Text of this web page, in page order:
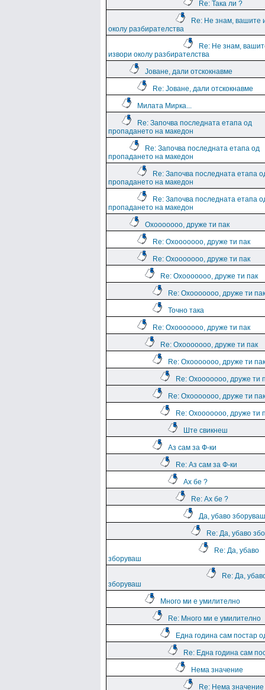
Re: Така ли ?
Re: Не знам, вашите
околу разбирателства
Re: Не знам,
извори околу разбирателства
Јоване, дали отскокнавме
Re: Јоване, дали отскокнавме
Милата Мирка...
Re: Започва последната етапа од
пропадането на македон
Re: Започва последната етапа од
пропадането на македон
Re: Започва последната етапа
пропадането на македон
Re: Започва последната етапа
пропадането на македон
Охооооооо, друже ти пак
Re: Охооооооо, друже ти пак
Re: Охооооооо, друже ти пак
Re: Охооооооо, друже ти пак
Re: Охооооооо, друже ти пак
Точно така
Re: Охооооооо, друже ти пак
Re: Охооооооо, друже ти пак
Re: Охооооооо, друже ти пак
Re: Охооооооо, друже ти
Re: Охооооооо, друже ти пак
Re: Охооооооо, друже ти
Ште свикнеш
Аз сам за Ф-ки
Re: Аз сам за Ф-ки
Ах бе ?
Re: Ах бе ?
Да, убаво зборуваш
Re: Да, убаво
Re: Да, убаво
зборуваш
Re: Да,
зборуваш
Много ми е умилително
Re: Много ми е умилително
Една година сам постар
Re: Една година сам
Нема значение
Re: Нема значение